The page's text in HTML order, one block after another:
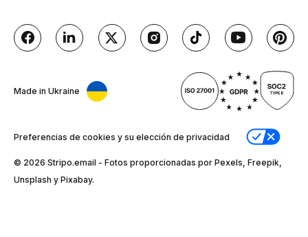
Made in Ukraine
Preferencias de cookies y su elección de privacidad
© 2026 Stripо.email - Fotos proporcionadas por Pexels, Freepik,
Unsplash y Pixabay.